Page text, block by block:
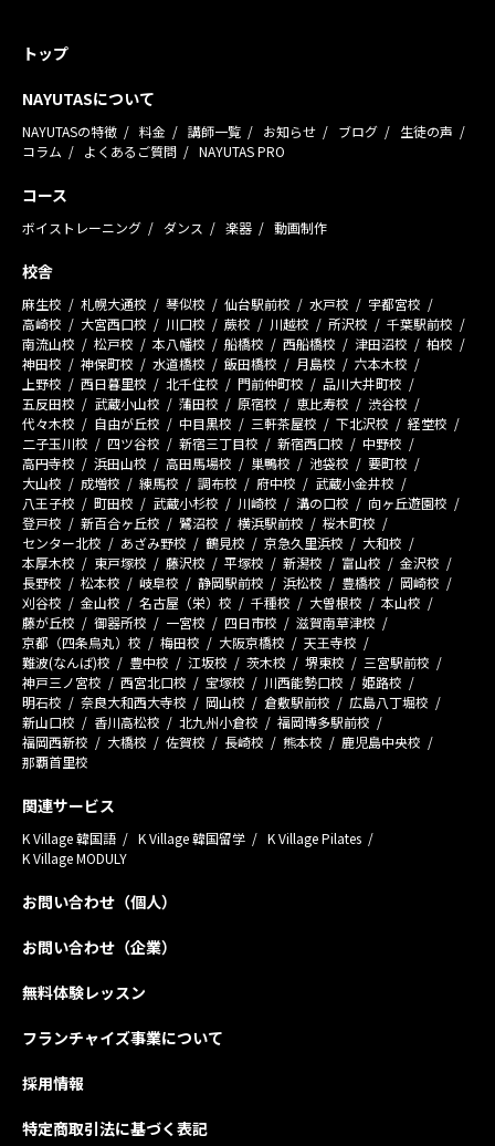
トップ
NAYUTASについて
NAYUTASの特徴 料金 講師一覧 お知らせ ブログ
生徒の声
コラム
よくあるご質問 NAYUTAS PRO
コース
ボイストレーニング ダンス 楽器 動画制作
校舎
麻生校 札幌大通校 琴似校 仙台駅前校 水戸校
宇都宮校
高崎校
大宮西口校 川口校 蕨校 川越校 所沢校
千葉駅前校
南流山校
松戸校 本八幡校 船橋校 西船橋校 津田沼校
柏校
神田校
神保町校 水道橋校 飯田橋校 月島校
六本木校
上野校
西日暮里校 北千住校 門前仲町校
品川大井町校
五反田校
武蔵小山校 蒲田校 原宿校 恵比寿校
渋谷校
代々木校
自由が丘校 中目黒校 三軒茶屋校 下北沢校
経堂校
二子玉川校
四ツ谷校 新宿三丁目校 新宿西口校
中野校
高円寺校
浜田山校 高田馬場校 巣鴨校 池袋校
要町校
大山校
成増校 練馬校 調布校 府中校
武蔵小金井校
八王子校
町田校 武蔵小杉校 川崎校 溝の口校
向ヶ丘遊園校
登戸校
新百合ヶ丘校 鷺沼校 横浜駅前校
桜木町校
センター北校
あざみ野校 鶴見校 京急久里浜校
大和校
本厚木校
東戸塚校 藤沢校 平塚校 新潟校 富山校
金沢校
長野校
松本校 岐阜校 静岡駅前校 浜松校 豊橋校
岡崎校
刈谷校
金山校 名古屋（栄）校 千種校 大曽根校
本山校
藤が丘校
御器所校 一宮校 四日市校
滋賀南草津校
京都（四条烏丸）校
梅田校 大阪京橋校
天王寺校
難波(なんば)校
豊中校 江坂校 茨木校 堺東校
三宮駅前校
神戸三ノ宮校
西宮北口校 宝塚校 川西能勢口校
姫路校
明石校
奈良大和西大寺校 岡山校 倉敷駅前校
広島八丁堀校
新山口校
香川高松校 北九州小倉校
福岡博多駅前校
福岡西新校
大橋校 佐賀校 長崎校 熊本校
鹿児島中央校
那覇首里校
関連サービス
K Village 韓国語 K Village 韓国留学
K Village Pilates
K Village MODULY
お問い合わせ（個人）
お問い合わせ（企業）
無料体験レッスン
フランチャイズ事業について
採用情報
特定商取引法に基づく表記